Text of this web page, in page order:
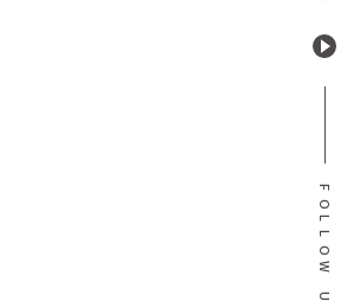
F
O
L
L
O
W